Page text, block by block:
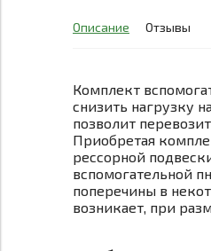
Описание Отзывы
Комплект
снизить нагрузку
позволит
Приобретая
рессорной
вспомогательной
поперечины в
возникает, при